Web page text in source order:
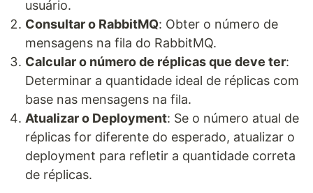
usuário.
Consultar o RabbitMQ: Obter o número de
mensagens na fila do RabbitMQ.
Calcular o número de réplicas que deve ter:
Determinar a quantidade ideal de réplicas com
base nas mensagens na fila.
Atualizar o Deployment: Se o número atual de
réplicas for diferente do esperado, atualizar o
deployment para refletir a quantidade correta
de réplicas.